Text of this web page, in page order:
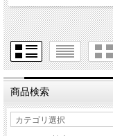
商品検索